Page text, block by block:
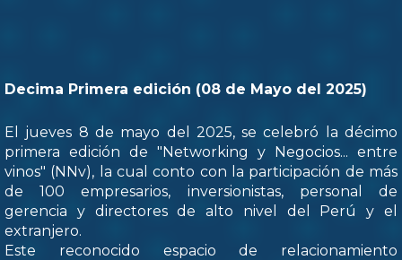
Decima Primera edición (08 de Mayo del 2025)
El jueves 8 de mayo del 2025, se celebró la décimo
primera edición de "Networking y Negocios... entre
vinos" (NNv), la cual conto con la participación de más
de 100 empresarios, inversionistas, personal de
gerencia y directores de alto nivel del Perú y el
extranjero.
Este reconocido espacio de relacionamiento